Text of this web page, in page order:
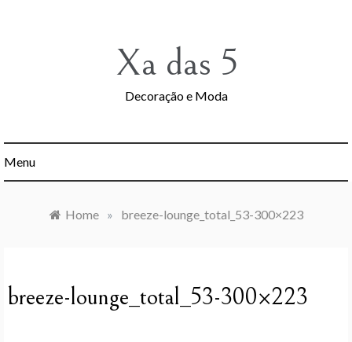
Xa das 5
Decoração e Moda
Menu
Home » breeze-lounge_total_53-300×223
breeze-lounge_total_53-300×223